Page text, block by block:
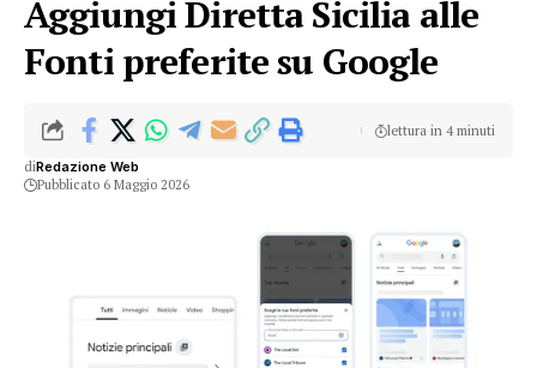
Aggiungi Diretta Sicilia alle
Fonti preferite su Google
diRedazione Web
Pubblicato 6 Maggio 2026
lettura in 4 minuti